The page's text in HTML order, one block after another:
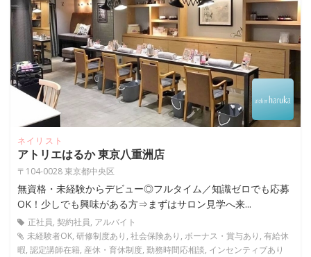
ネイリスト
アトリエはるか 東京八重洲店
〒104-0028 東京都中央区
無資格・未経験からデビュー◎フルタイム／知識ゼロでも応募
OK！少しでも興味がある方⇒まずはサロン見学へ来...
正社員, 契約社員, アルバイト
未経験者OK, 研修制度あり, 社会保険あり, ボーナス・賞与あり, 有給休
暇, 認定講師在籍, 産休・育休制度, 勤務時間応相談, インセンティブあり